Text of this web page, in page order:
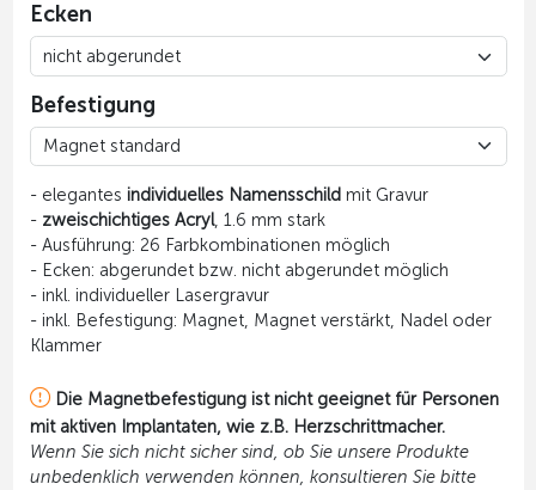
Ecken
Befestigung
- elegantes individuelles Namensschild mit Gravur
- zweischichtiges Acryl, 1.6 mm stark
- Ausführung: 26 Farbkombinationen möglich
- Ecken: abgerundet bzw. nicht abgerundet möglich
- inkl. individueller Lasergravur
- inkl. Befestigung: Magnet, Magnet verstärkt, Nadel oder
Klammer
Die Magnetbefestigung ist nicht geeignet für Personen
mit aktiven Implantaten, wie z.B. Herzschrittmacher.
Wenn Sie sich nicht sicher sind, ob Sie unsere Produkte
unbedenklich verwenden können, konsultieren Sie bitte